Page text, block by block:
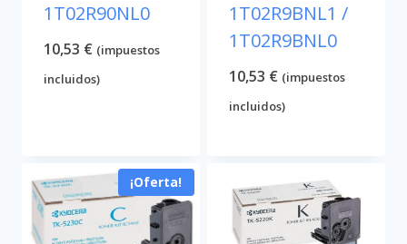
1T02R90NL0
10,53 € (impuestos
incluidos)
1T02R9BNL1 /
1T02R9BNL0
10,53 € (impuestos
incluidos)
¡Oferta!